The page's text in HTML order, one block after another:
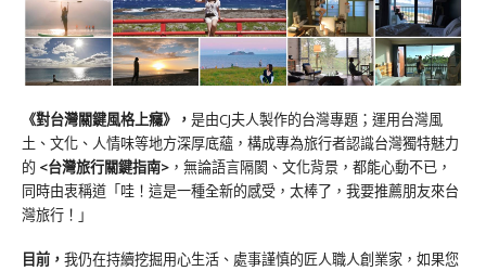
《對台灣關鍵風格上癮》 ， 是由CJ夫人製作的台灣專題；運用台灣風
土、文化、人情味等地方深厚底蘊，構成專為旅行者認識台灣獨特魅力
的 <台灣旅行關鍵指南> ，無論語言隔閡、文化背景，都能心動不已，
同時由衷稱道「哇！這是一種全新的感受，太棒了，我要推薦朋友來台
灣旅行！」
目前， 我仍在持續挖掘用心生活、處事謹慎的匠人職人創業家，如果您